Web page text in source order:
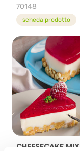
70148
scheda prodotto
CHEESECAKE MIX